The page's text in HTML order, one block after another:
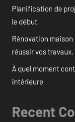
Planification de
le début
Rénovation
réussir vos travaux.
À quel moment
intérieure
Recent